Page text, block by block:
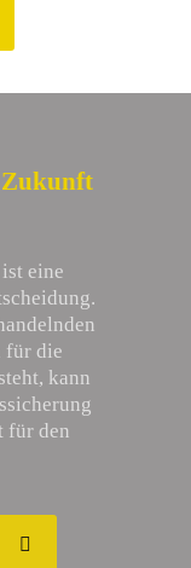
Zukunft
eine
für die
kann
für den